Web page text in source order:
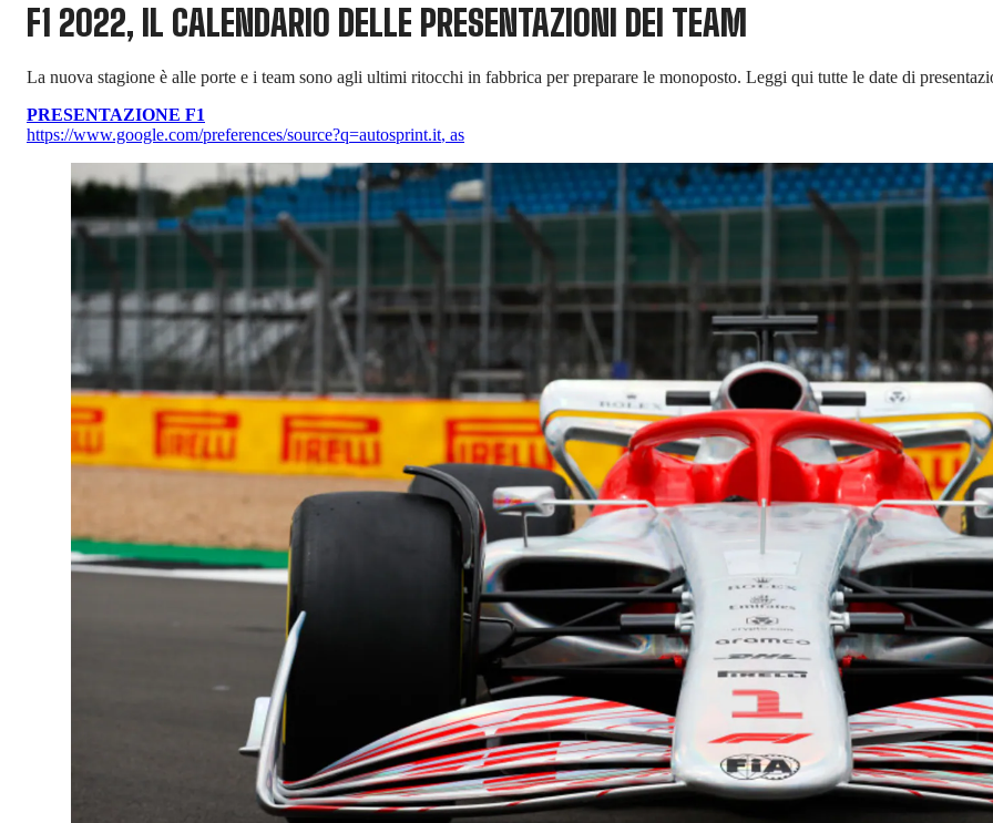
F1 2022, IL CALENDARIO DELLE PRESENTAZIONI DEI TEAM
La nuova stagione è alle porte e i team sono agli ultimi ritocchi in fabbrica per preparare le monoposto. Leggi qui tutte le date di
PRESENTAZIONE F1
https://www.google.com/preferences/source?q=autosprint.it, as